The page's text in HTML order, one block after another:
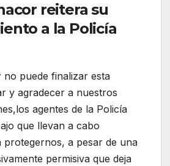
reitera su
a la Policía
no puede finalizar esta
y agradecer a nuestros
agentes de la Policía
que llevan a cabo
protegernos, a pesar de una
permisiva que deja